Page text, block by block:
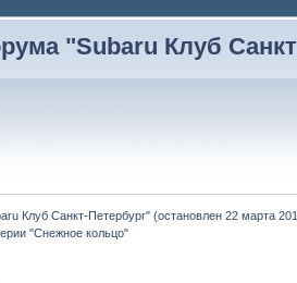
"Subaru Клуб
Клуб Санкт-Петербург" (остановлен 22 марта
"Снежное кольцо"